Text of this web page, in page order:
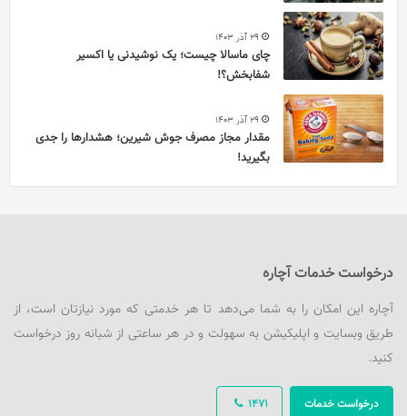
29 آذر 1403
چای ماسالا چیست؛ یک نوشیدنی یا اکسیر
شفابخش؟!
29 آذر 1403
مقدار مجاز مصرف جوش شیرین؛ هشدارها را جدی
بگیرید!
درخواست خدمات آچاره
آچاره این امکان را به شما می‌دهد تا هر خدمتی که مورد نیازتان است، از
طریق وبسایت و اپلیکیشن به سهولت و در هر ساعتی از شبانه روز درخواست
کنید.
1471 درخواست خدمات